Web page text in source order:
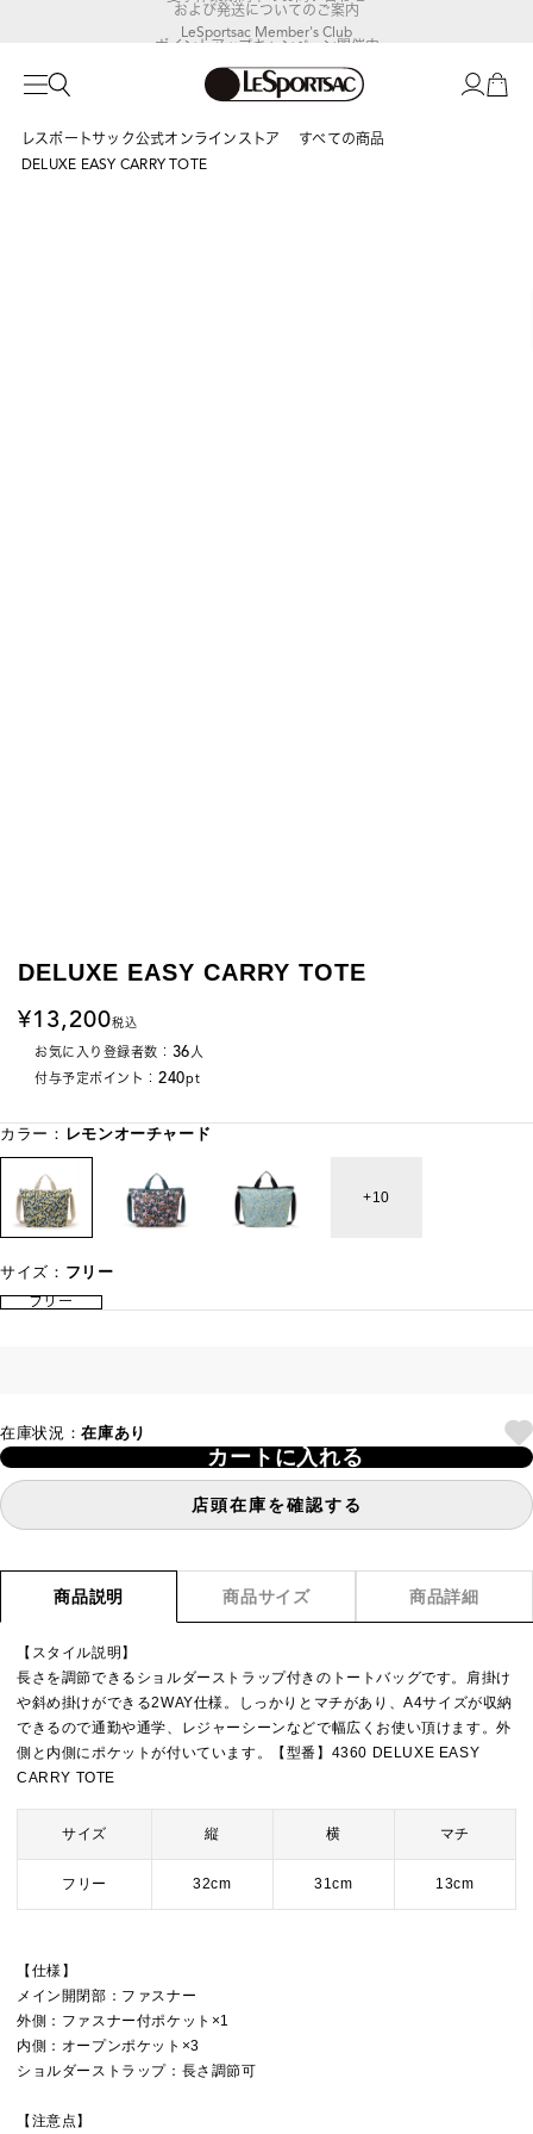
LeSportsac Member's Club
ポイントアップキャンペーン開催中
レスポートサック公式オンラインストア
すべての商品
DELUXE EASY CARRY TOTE
DELUXE EASY CARRY TOTE
13,200税込
お気に入り登録者数： 36人
付与予定ポイント： 240pt
カラー： レモンオーチャード
10
サイズ： フリー
フリー
在庫状況：在庫あり
カートに入れる
店頭在庫を確認する
商品説明 商品サイズ 商品詳細
【スタイル説明】
長さを調節できるショルダーストラップ付きのトートバッグです。肩掛け
や斜め掛けができる2WAY仕様。しっかりとマチがあり、A4サイズが収納
できるので通勤や通学、レジャーシーンなどで幅広くお使い頂けます。外
側と内側にポケットが付いています。【型番】4360 DELUXE EASY
CARRY TOTE
サイズ 縦 横 マチ
フリー 32cm 31cm 13cm
【仕様】
メイン開閉部：ファスナー
外側：ファスナー付ポケット×1
内側：オープンポケット×3
ショルダーストラップ：長さ調節可
【注意点】